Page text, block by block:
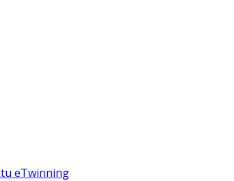
eTwinning